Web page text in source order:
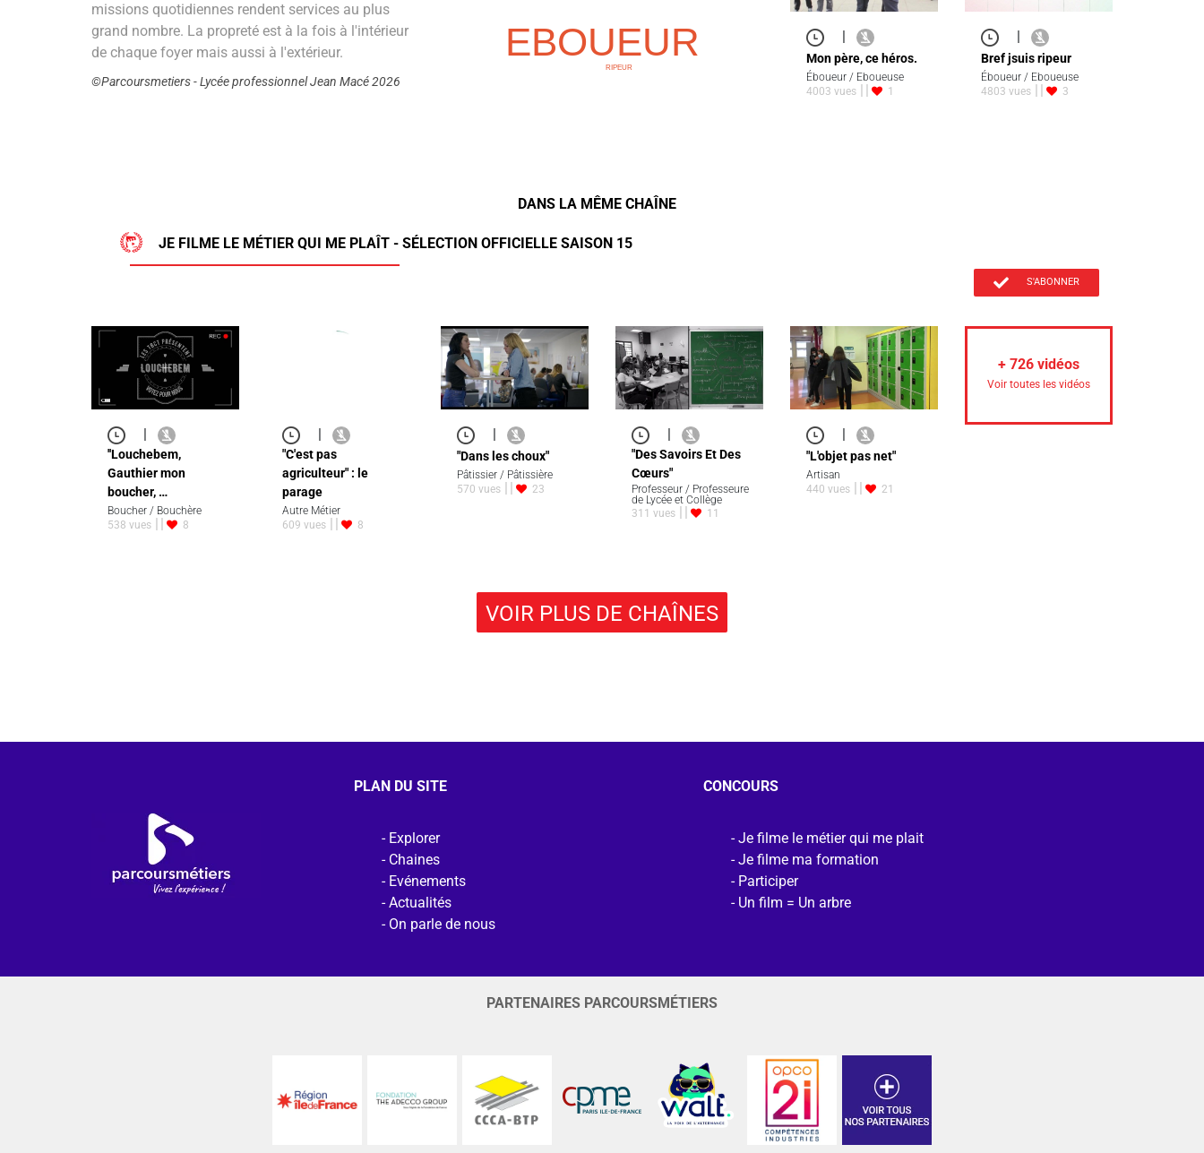
missions quotidiennes rendent services au plus
grand nombre. La propreté est à la fois à l'intérieur
de chaque foyer mais aussi à l'extérieur.
©Parcoursmetiers - Lycée professionnel Jean Macé 2026
EBOUEUR
RIPEUR
Mon père, ce héros.
Éboueur / Eboueuse
4003 vues
1
Bref jsuis ripeur
Éboueur / Eboueuse
4803 vues
3
DANS LA MÊME CHAÎNE
JE FILME LE MÉTIER QUI ME PLAÎT - SÉLECTION OFFICIELLE SAISON 15
S'ABONNER
''Louchebem,
Gauthier mon
boucher, …
Boucher / Bouchère
538 vues
8
"C'est pas
agriculteur" : le
parage
Autre Métier
609 vues
8
"Dans les choux"
Pâtissier / Pâtissière
570 vues
23
"Des Savoirs Et Des
Cœurs"
Professeur / Professeure
de Lycée et Collège
311 vues
11
"L'objet pas net"
Artisan
440 vues
21
+ 726 vidéos
Voir toutes les vidéos
VOIR PLUS DE CHAÎNES
PLAN DU SITE
Explorer
Chaines
Evénements
Actualités
On parle de nous
CONCOURS
Je filme le métier qui me plait
Je filme ma formation
Participer
Un film = Un arbre
PARTENAIRES PARCOURSMÉTIERS